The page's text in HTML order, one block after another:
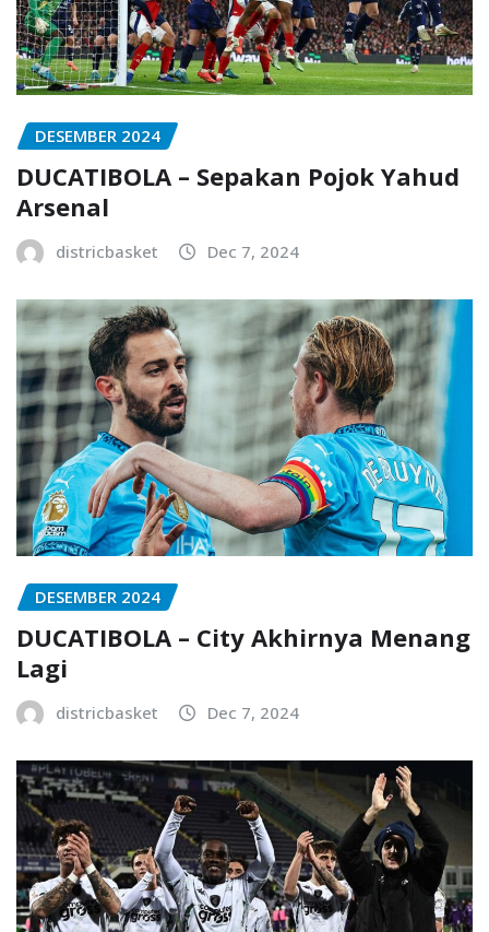
DESEMBER 2024
DUCATIBOLA – Sepakan Pojok Yahud
Arsenal
districbasket Dec 7, 2024
DESEMBER 2024
DUCATIBOLA – City Akhirnya Menang
Lagi
districbasket Dec 7, 2024